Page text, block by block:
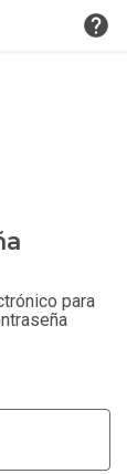
help
para